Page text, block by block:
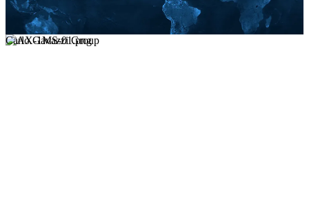
Carlo Gavazzi Group